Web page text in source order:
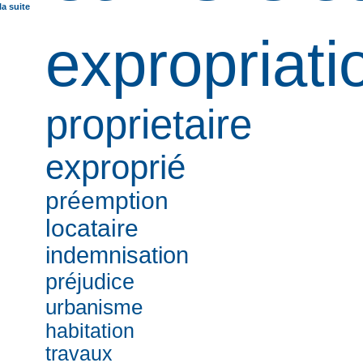
proprietaire
exproprié
préemption
locataire
indemnisation
préjudice
urbanisme
habitation
travaux
suite